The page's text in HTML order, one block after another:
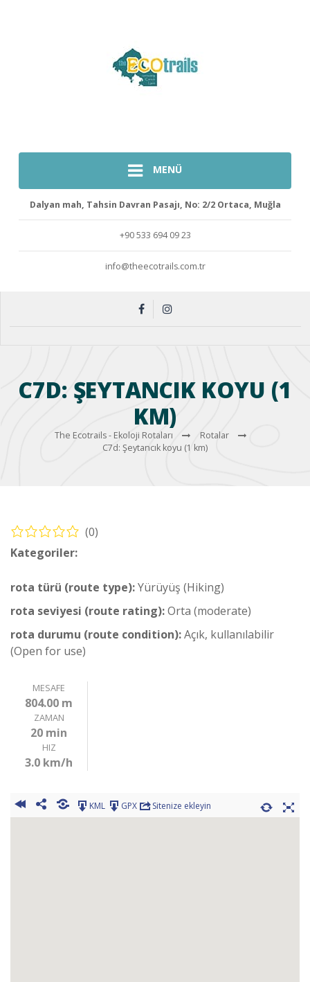
MENÜ
Dalyan mah, Tahsin Davran Pasajı, No: 2/2 Ortaca, Muğla
+90 533 694 09 23
info@theecotrails.com.tr
C7D: ŞEYTANCIK KOYU (1
KM)
The Ecotrails - Ekoloji Rotaları
Rotalar
C7d: Şeytancık koyu (1 km)
(0)
Kategoriler:
Yürüyüş – Sahil Rotası (Hiking – Coastal Route)
rota türü (route type):Yürüyüş (Hiking)
rota seviyesi (route rating):Orta (moderate)
rota durumu (route condition):Açık, kullanılabilir
(Open for use)
MESAFE
804.00 m
ZAMAN
20 min
HIZ
3.0 km/h
KML GPX Sitenize ekleyin